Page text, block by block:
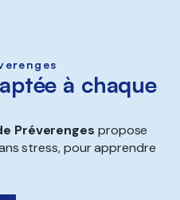
à chaque
Préverenges propose
stress, pour apprendre